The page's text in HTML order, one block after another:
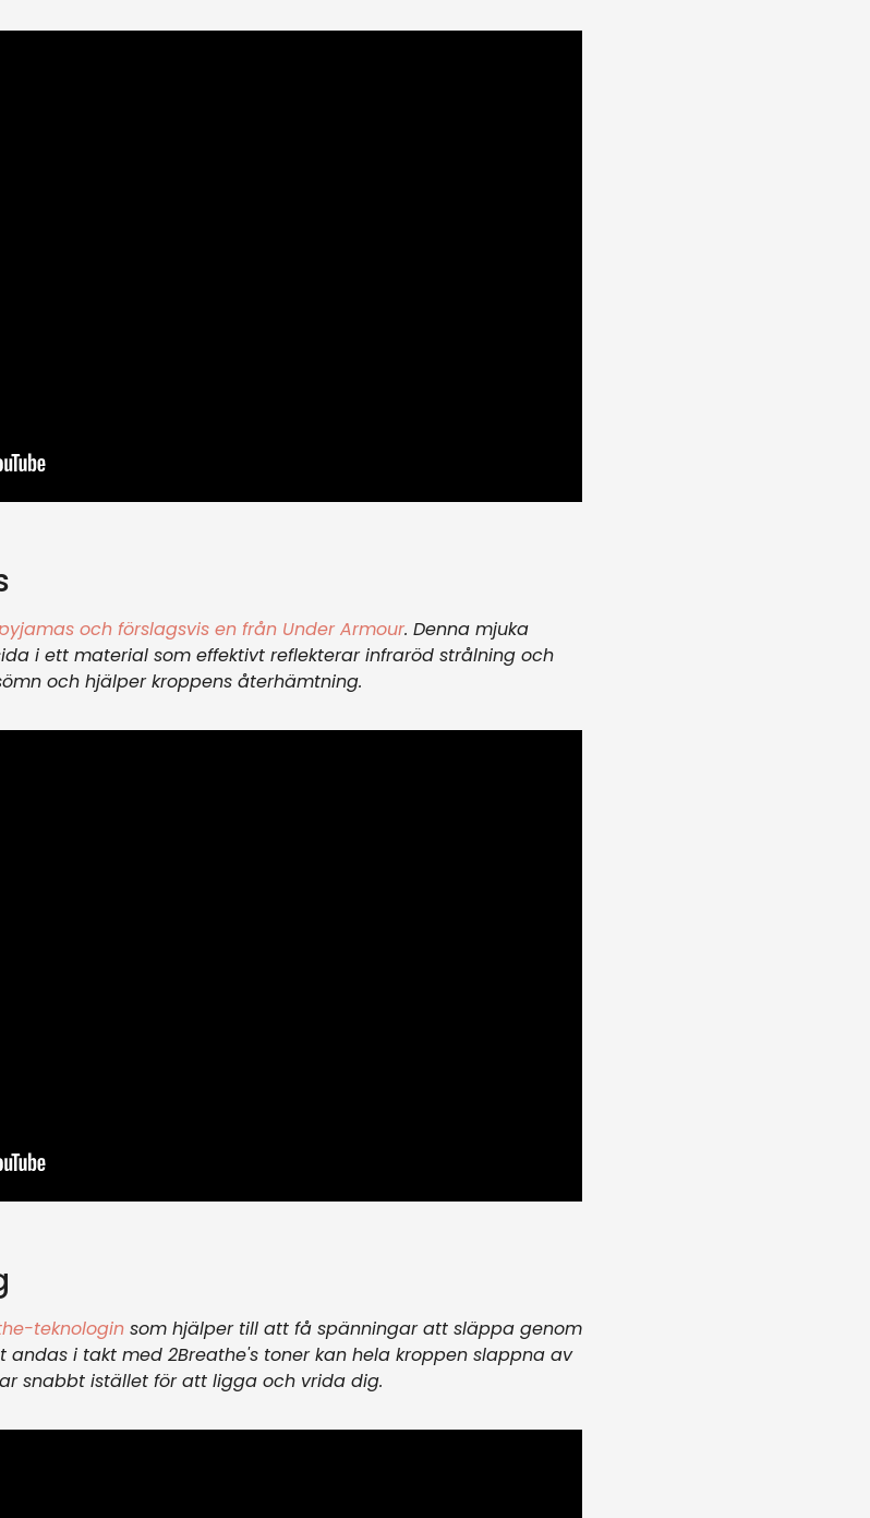
och förslagsvis en från Under Armour. Denna mjuka
i ett material som effektivt reflekterar infraröd strålning och
och hjälper kroppens återhämtning.
teknologin som hjälper till att få spänningar att släppa genom
andas i takt med 2Breathe's toner kan hela kroppen slappna av
snabbt istället för att ligga och vrida dig.